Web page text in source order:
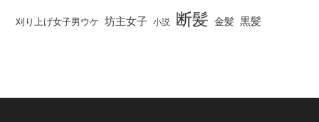
刈り上げ女子男ウケ 坊主女子 小説 断髪 金髪 黒髪